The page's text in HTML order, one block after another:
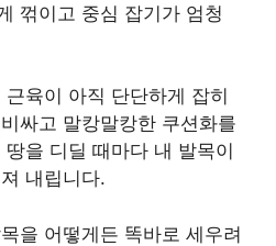
꺾이고 중심 잡기가 엄청
근육이 아직 단단하게 잡히
싸고 말캉말캉한 쿠션화를
을 디딜 때마다 내 발목이
내립니다.
을 어떻게든 똑바로 세우려